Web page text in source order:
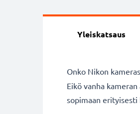
Yleiskatsaus
Onko Nikon
Eikö vanha
sopimaan erityisesti